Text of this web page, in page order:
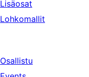
Lisäosat
Lohkomallit
Osallistu